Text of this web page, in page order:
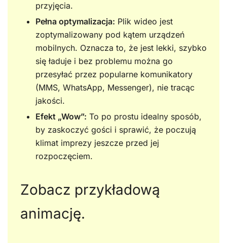
przyjęcia.
Pełna optymalizacja: Plik wideo jest
zoptymalizowany pod kątem urządzeń
mobilnych. Oznacza to, że jest lekki, szybko
się ładuje i bez problemu można go
przesyłać przez popularne komunikatory
(MMS, WhatsApp, Messenger), nie tracąc
jakości.
Efekt „Wow”: To po prostu idealny sposób,
by zaskoczyć gości i sprawić, że poczują
klimat imprezy jeszcze przed jej
rozpoczęciem.
Zobacz przykładową
animację.